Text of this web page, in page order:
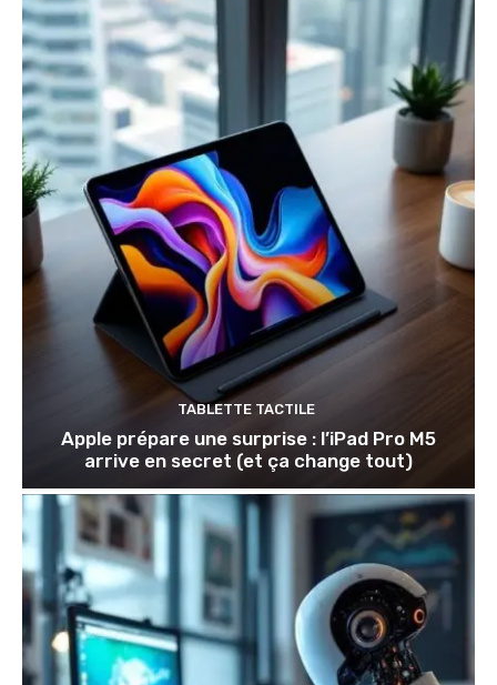
TABLETTE TACTILE
Apple prépare une surprise : l’iPad Pro M5
arrive en secret (et ça change tout)